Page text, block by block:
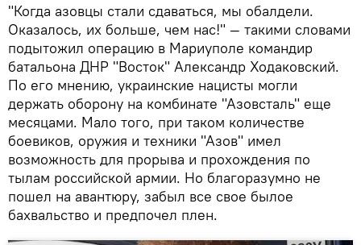
"Когда азовцы стали сдаваться, мы обалдели.
Оказалось, их больше, чем нас!" — такими словами
подытожил операцию в Мариуполе командир
батальона ДНР "Восток" Александр Ходаковский.
По его мнению, украинские нацисты могли
держать оборону на комбинате "Азовсталь" еще
месяцами. Мало того, при таком количестве
боевиков, оружия и техники "Азов" имел
возможность для прорыва и прохождения по
тылам российской армии. Но благоразумно не
пошел на авантюру, забыл все свое былое
бахвальство и предпочел плен.